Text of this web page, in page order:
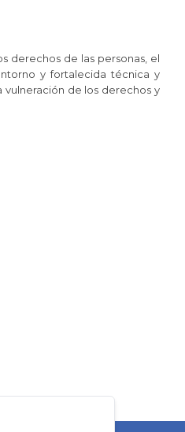
derechos de las personas, el
y fortalecida técnica y
de los derechos y